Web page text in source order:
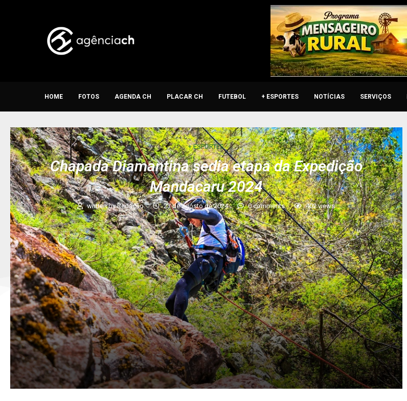
HOME FOTOS AGENDA CH PLACAR CH FUTEBOL + ESPORTES NOTÍCIAS SERVIÇOS
+ ESPORTES
Chapada Diamantina sedia etapa da Expedição
Mandacaru 2024
written byRedação 23 de agosto de 2024 0 comments 402views